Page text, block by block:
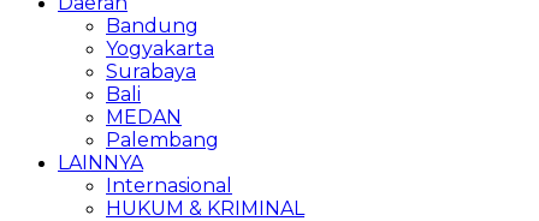
Bandung
Yogyakarta
Surabaya
Bali
MEDAN
Palembang
LAINNYA
Internasional
HUKUM & KRIMINAL